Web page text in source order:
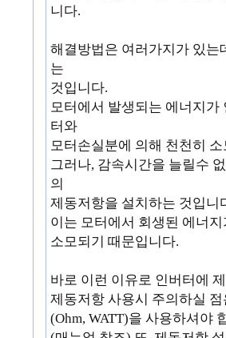
니다.
해결방법은 여러가지가 있는
는
것입니다.
모터에서 발생되는 에너지
터와
모터손실분에 의해 천천히
그러나, 감속시간을 늘릴수
의
제동저항을 설치하는 것입니
이는 모터에서 회생된 에너
소모되기 때문입니다.
바로 이런 이유로 인버터에
제동저항 사용시 주의하실
(Ohm, WATT)을 사용하셔야